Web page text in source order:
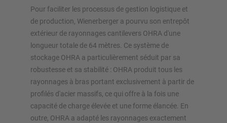
Pour faciliter les processus de gestion logistique et
de production, Wienerberger a pourvu son entrepôt
extérieur de rayonnages cantilevers OHRA d'une
longueur totale de 64 mètres. Ce système de
stockage OHRA a particulièrement séduit par sa
robustesse et sa stabilité : OHRA produit tous les
rayonnages à bras portant exclusivement à partir de
profilés d'acier massifs, ce qui offre à la fois une
capacité de charge élevée et une forme élancée. En
outre, OHRA a adapté les rayonnages exactement